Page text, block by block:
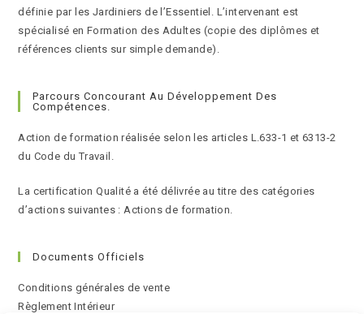
définie par les Jardiniers de l’Essentiel. L’intervenant est
spécialisé en Formation des Adultes (copie des diplômes et
références clients sur simple demande).
Parcours Concourant Au Développement Des
Compétences.
Action de formation réalisée selon les articles L.633-1 et 6313-2
du Code du Travail.
La certification Qualité a été délivrée au titre des catégories
d’actions suivantes : Actions de formation.
Documents Officiels
Conditions générales de vente
Règlement Intérieur